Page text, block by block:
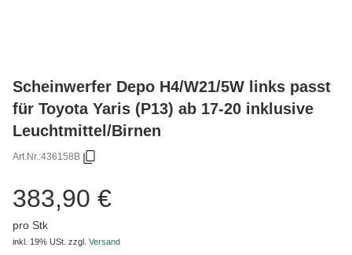
Scheinwerfer Depo H4/W21/5W links passt
für Toyota Yaris (P13) ab 17-20 inklusive
Leuchtmittel/Birnen
Art.Nr.:436158B
383,90 €
pro Stk
inkl. 19% USt. zzgl. Versand